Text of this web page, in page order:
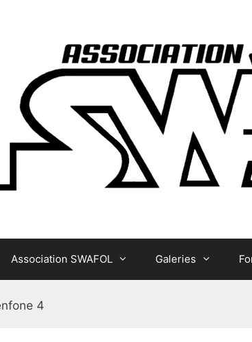
Association SWAFOL Galeries
4